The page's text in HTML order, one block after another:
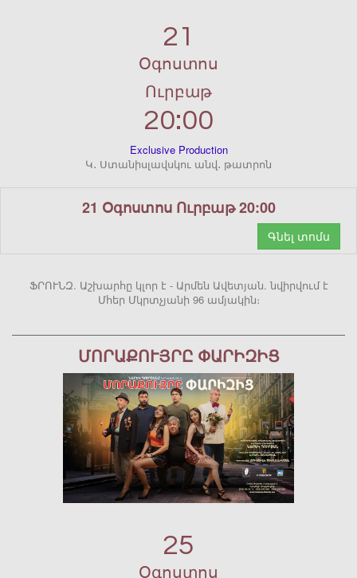
21
Օգոստոս
Ուրբաթ
20:00
Exclusive Production
Կ․ Ստանիսլավսկու անվ․ թատրոն
21 Օգոստոս Ուրբաթ 20:00
Գնել տոմս
ՖՐՈՒՆԶ. Աշխարհը կլոր է - Արմեն Ավետյան. նվիրվում է
Մհեր Մկրտչյանի 96 ամյակին։
ՄՈՐԱՔՈՒՅՐԸ ՓԱՐԻԶԻՑ
25
Օգոստոս